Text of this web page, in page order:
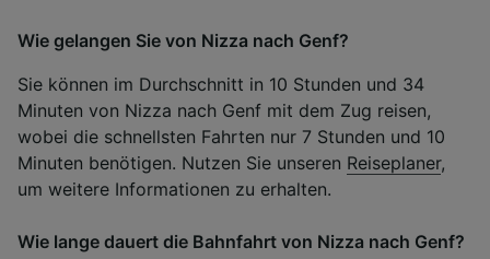
Wie gelangen Sie von Nizza nach Genf?
Sie können im Durchschnitt in 10 Stunden und 34
Minuten von Nizza nach Genf mit dem Zug reisen,
wobei die schnellsten Fahrten nur 7 Stunden und 10
Minuten benötigen. Nutzen Sie unseren Reiseplaner,
um weitere Informationen zu erhalten.
Wie lange dauert die Bahnfahrt von Nizza nach Genf?